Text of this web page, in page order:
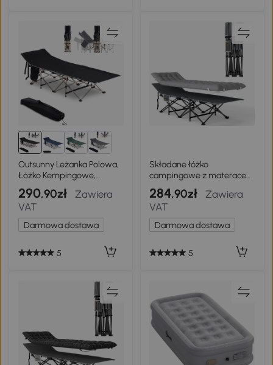
Outsunny Leżanka Polowa,
Łóżko Kempingowe,
składane, odp. na warunki
atmosferyczne, łącznie z
Torbą Transportową, 190 x
68 x 52 cm, Czarny
290,90zł
Zawiera
VAT
Darmowa dostawa
5
Składane łóżko
campingowe z materacem
i poduszką
284,90zł
Zawiera
VAT
Darmowa dostawa
5